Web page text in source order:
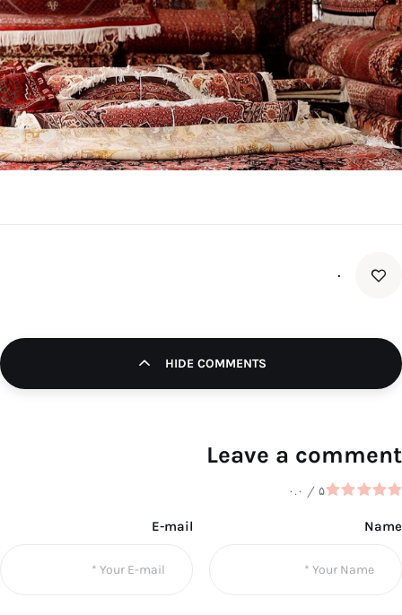
تک کده
پایگاه خبری آبان
خرید موتور ایمپلنت
۰
HIDE COMMENTS
Leave a comment
۰.۰ / ۵
Name
E-mail